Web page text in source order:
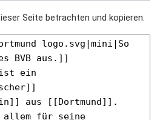
Seite betrachten und kopieren.